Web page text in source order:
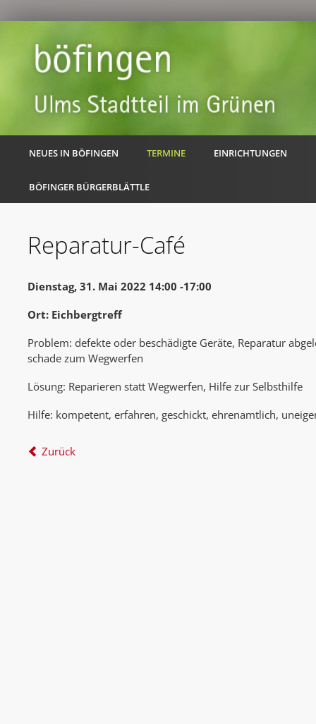
NEUES IN BÖFINGEN TERMINE EINRICHTUNGEN
BÖFINGER BÜRGERBLÄTTLE
Reparatur-Café
Dienstag, 31. Mai 2022 14:00 -17:00
Ort: Eichbergtreff
Problem: defekte oder beschädigte Geräte, Reparatur
schade zum Wegwerfen
Lösung: Reparieren statt Wegwerfen, Hilfe zur Selbsthilfe
Hilfe: kompetent, erfahren, geschickt, ehrenamtlich,
Zurück